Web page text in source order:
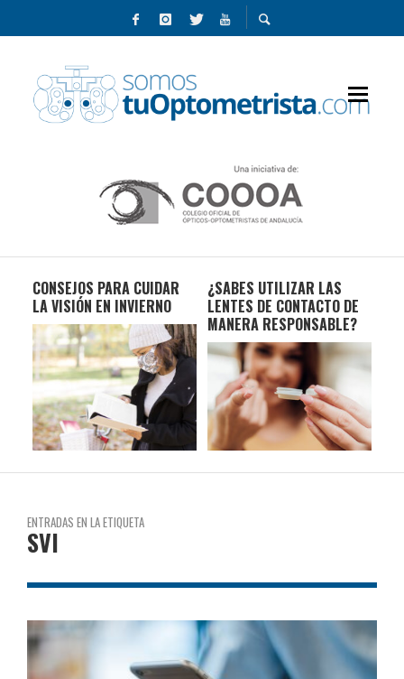
CONSEJOS PARA CUIDAR
LA VISIÓN EN INVIERNO
¿SABES UTILIZAR LAS
LENTES DE CONTACTO DE
MANERA RESPONSABLE?
ENTRADAS EN LA ETIQUETA
SVI